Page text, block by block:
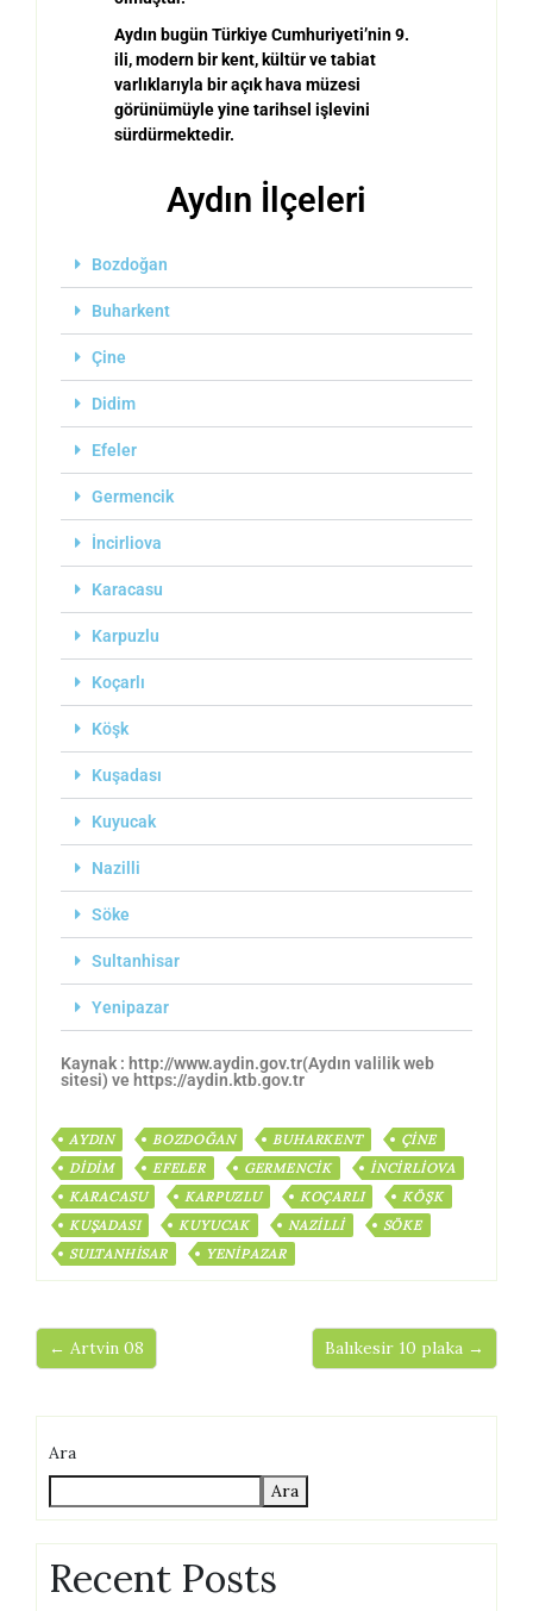
Aydın bugün Türkiye Cumhuriyeti’nin 9.
ili, modern bir kent, kültür ve tabiat
varlıklarıyla bir açık hava müzesi
görünümüyle yine tarihsel işlevini
sürdürmektedir.
Aydın İlçeleri
Bozdoğan
Buharkent
Çine
Didim
Efeler
Germencik
İncirliova
Karacasu
Karpuzlu
Koçarlı
Köşk
Kuşadası
Kuyucak
Nazilli
Söke
Sultanhisar
Yenipazar
Kaynak : http://www.aydin.gov.tr(Aydın valilik web
sitesi) ve https://aydin.ktb.gov.tr
AYDIN BOZDOĞAN BUHARKENT
ÇINE
DIDIM
EFELER GERMENCIK
İNCIRLIOVA
KARACASU
KARPUZLU KOÇARLI
KÖŞK
KUŞADASI
KUYUCAK NAZILLI
SÖKE
SULTANHISAR
YENIPAZAR
← Artvin 08 Balıkesir 10 plaka →
Ara
Ara
Recent Posts